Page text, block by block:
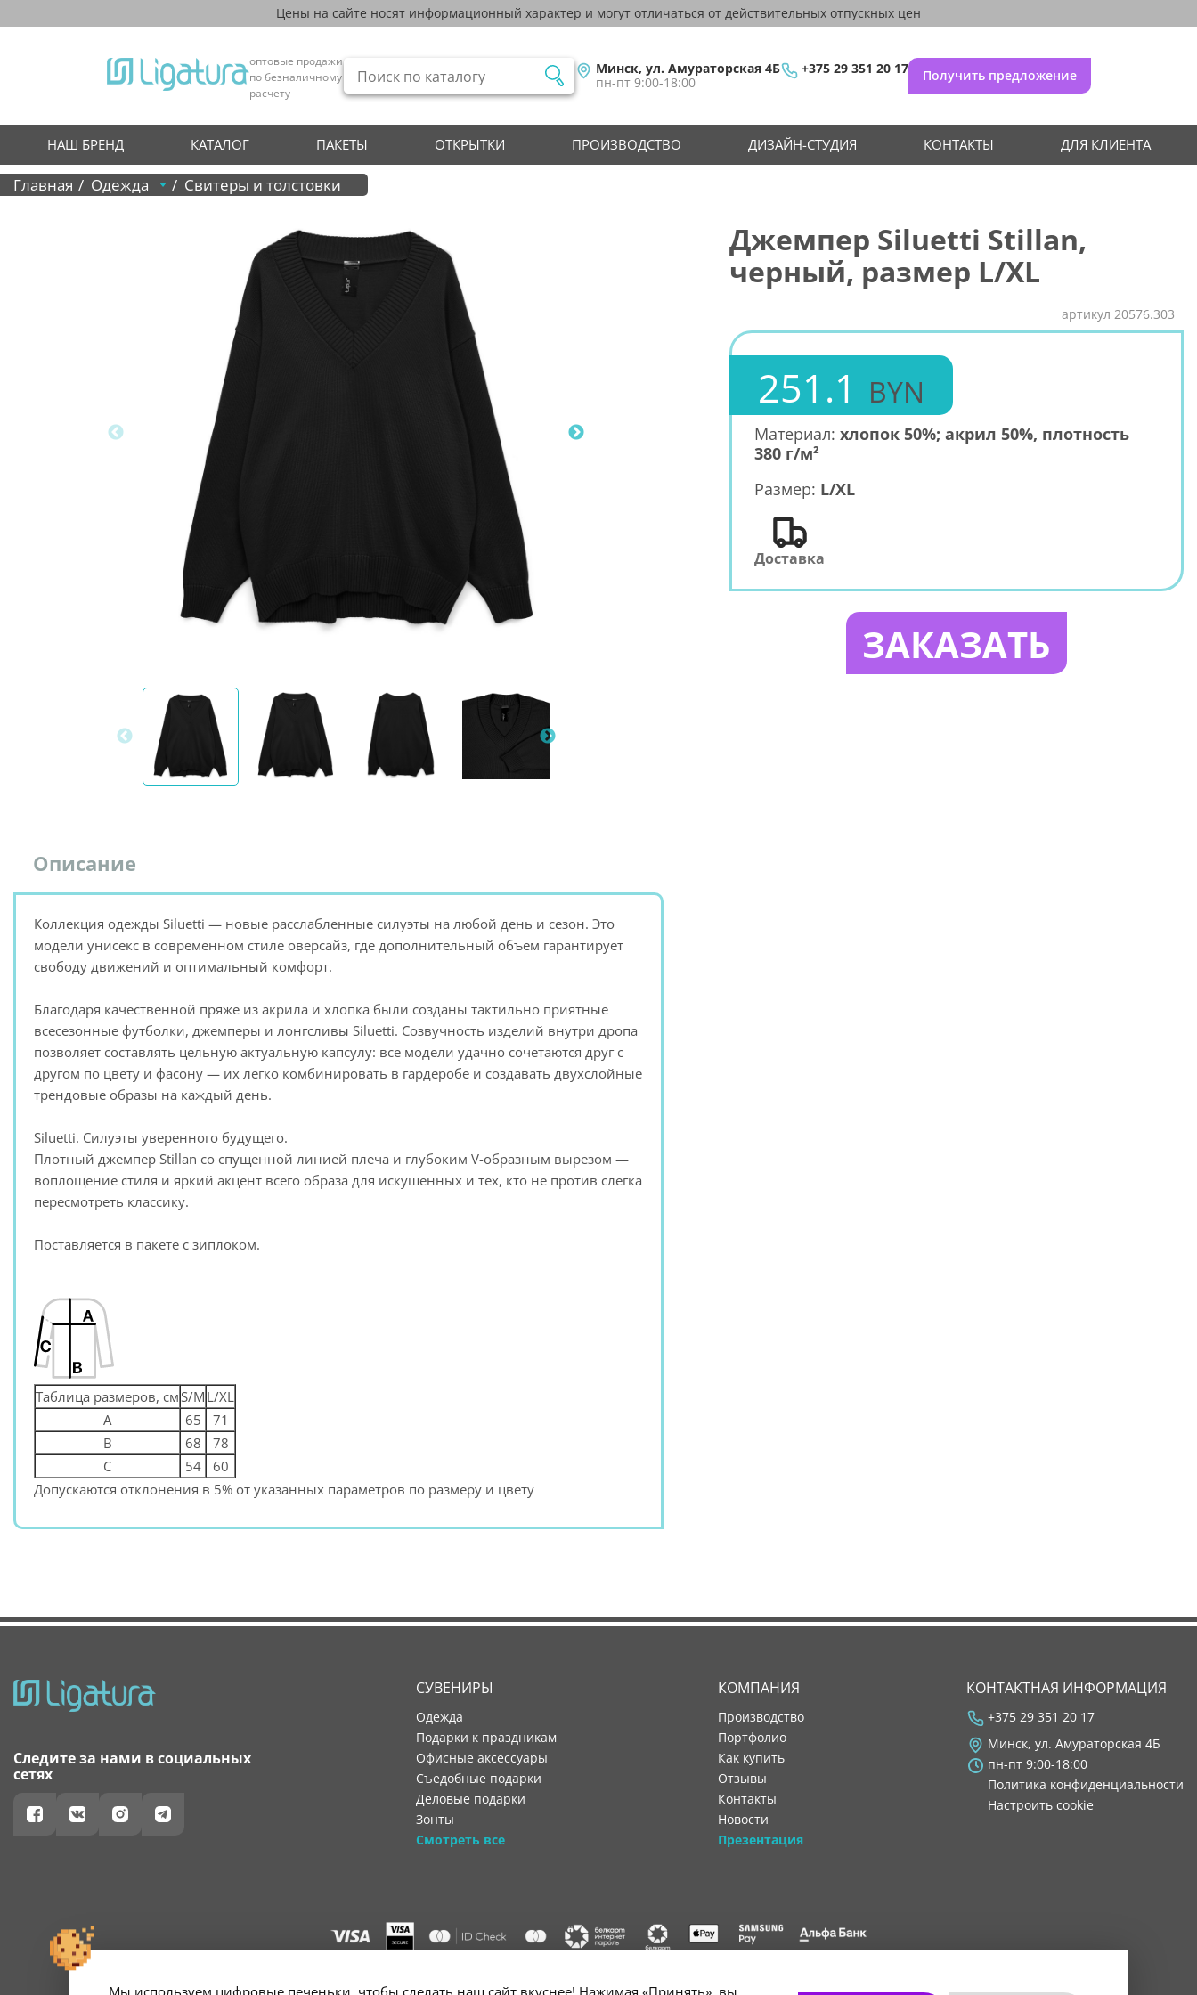
Цены на сайте носят информационный характер и могут отличаться от действительных отпускных цен
оптовые продажи
по безналичному
расчету
Минск, ул. Амураторская 4Б
пн-пт 9:00-18:00
+375 29 351 20 17 Получить предложение
НАШ БРЕНД КАТАЛОГ ПАКЕТЫ ОТКРЫТКИ ПРОИЗВОДСТВО ДИЗАЙН-СТУДИЯ КОНТАКТЫ ДЛЯ КЛИЕНТА
Главная Одежда Свитеры и толстовки
Джемпер Siluetti Stillan,
черный, размер L/XL
артикул 20576.303
251.1 BYN
Материал: хлопок 50%; акрил 50%, плотность
380 г/м²
Размер: L/XL
Доставка
ЗАКАЗАТЬ
Описание
Коллекция одежды Siluetti — новые расслабленные силуэты на любой день и сезон. Это
модели унисекс в современном стиле оверсайз, где дополнительный объем гарантирует
свободу движений и оптимальный комфорт.
Благодаря качественной пряже из акрила и хлопка были созданы тактильно приятные
всесезонные футболки, джемперы и лонгсливы Siluetti. Созвучность изделий внутри дропа
позволяет составлять цельную актуальную капсулу: все модели удачно сочетаются друг с
другом по цвету и фасону — их легко комбинировать в гардеробе и создавать двухслойные
трендовые образы на каждый день.
Siluetti. Силуэты уверенного будущего.
Плотный джемпер Stillan со спущенной линией плеча и глубоким V-образным вырезом —
воплощение стиля и яркий акцент всего образа для искушенных и тех, кто не против слегка
пересмотреть классику.
Поставляется в пакете с зиплоком.
Таблица размеров, смS/M L/XL
A
65
71
B
68
78
C
54
60
Допускаются отклонения в 5% от указанных параметров по размеру и цвету
Следите за нами в социальных
сетях
СУВЕНИРЫ
Одежда
Подарки к праздникам
Офисные аксессуары
Съедобные подарки
Деловые подарки
Зонты
Смотреть все
КОМПАНИЯ
производство
портфолио
как купить
отзывы
контакты
новости
Презентация
КОНТАКТНАЯ ИНФОРМАЦИЯ
+375 29 351 20 17
Минск, ул. Амураторская 4Б
пн-пт 9:00-18:00
Политика конфиденциальности
Настроить cookie
Мы используем цифровые печеньки, чтобы сделать наш сайт вкуснее! Нажимая «Принять», вы